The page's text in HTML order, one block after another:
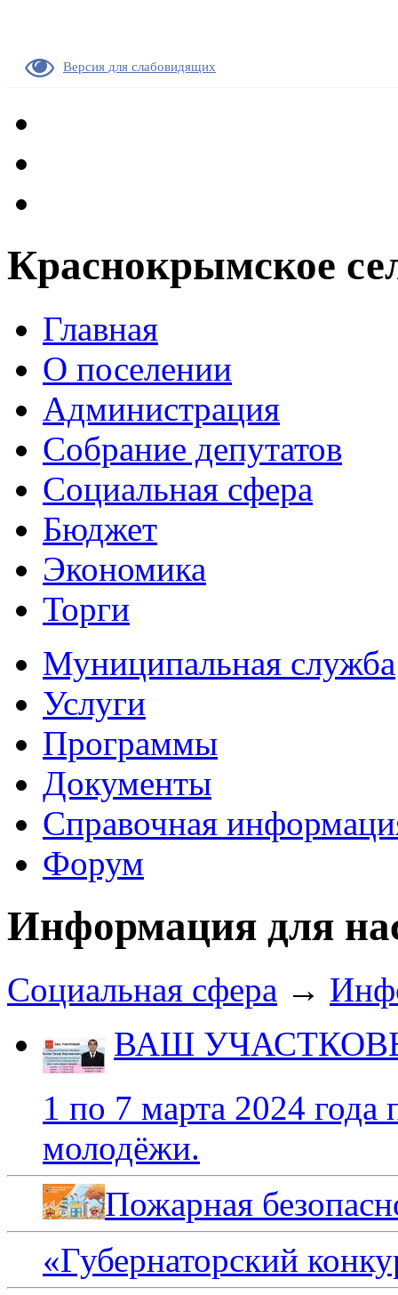
Версия для слабовидящих
Краснокрымское
Главная
О поселении
Администрация
Собрание депутатов
Социальная сфера
Бюджет
Экономика
Торги
Муниципальная служба
Услуги
Программы
Документы
Справочная
Форум
Информация для
Социальная сфера →
ВАШ
1 по 7 марта 2024
молодёжи.
Пожарная
«Губернаторский